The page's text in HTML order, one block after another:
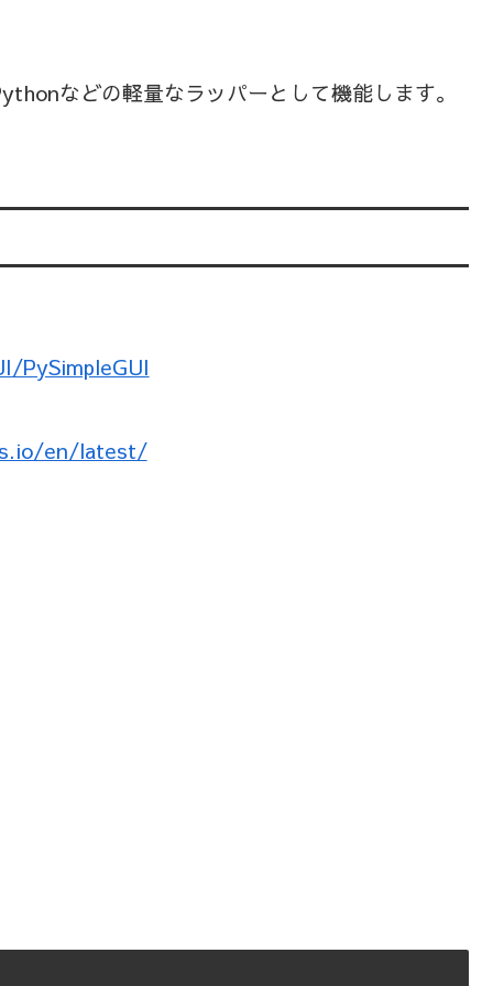
などの軽量なラッパーとして機能します。
PySimpleGUI
en/latest/